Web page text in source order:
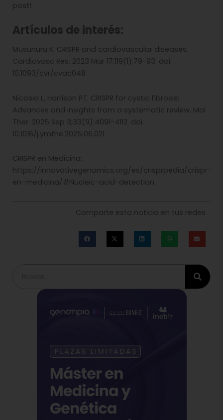
post!
Artículos de interés:
Musunuru K. CRISPR and cardiovascular diseases.
Cardiovasc Res. 2023 Mar 17;119(1):79-93. doi:
10.1093/cvr/cvac048
Nicosia L, Harrison PT. CRISPR for cystic fibrosis:
Advances and insights from a systematic review. Mol
Ther. 2025 Sep 3;33(9):4091-4112. doi:
10.1016/j.ymthe.2025.06.021
CRISPR en Medicina:
https://innovativegenomics.org/es/crisprpedia/crispr-
en-medicina/#Nucleic-acid-detection
Comparte esta noticia en tus redes